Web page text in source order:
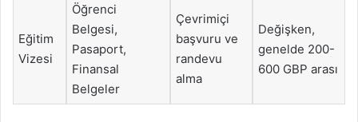
Eğitim
Vizesi
Öğrenci
Belgesi,
Pasaport,
Finansal
Belgeler
Çevrimiçi
başvuru ve
randevu
alma
Değişken,
genelde 200-
600 GBP arası